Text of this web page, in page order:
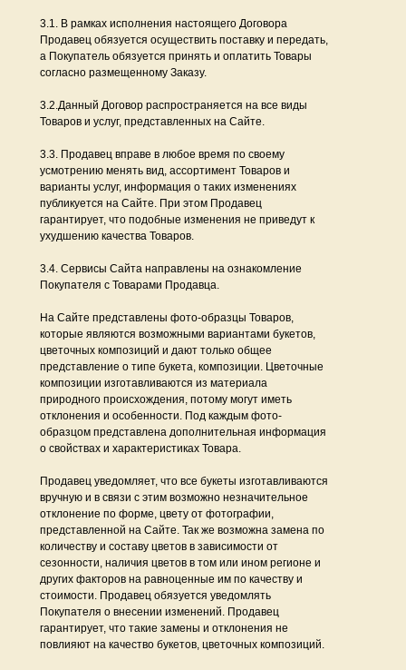
3.1. В рамках исполнения настоящего Договора
Продавец обязуется осуществить поставку и передать,
а Покупатель обязуется принять и оплатить Товары
согласно размещенному Заказу.
3.2.Данный Договор распространяется на все виды
Товаров и услуг, представленных на Сайте.
3.3. Продавец вправе в любое время по своему
усмотрению менять вид, ассортимент Товаров и
варианты услуг, информация о таких изменениях
публикуется на Сайте. При этом Продавец
гарантирует, что подобные изменения не приведут к
ухудшению качества Товаров.
3.4. Сервисы Сайта направлены на ознакомление
Покупателя с Товарами Продавца.
На Сайте представлены фото-образцы Товаров,
которые являются возможными вариантами букетов,
цветочных композиций и дают только общее
представление о типе букета, композиции. Цветочные
композиции изготавливаются из материала
природного происхождения, потому могут иметь
отклонения и особенности. Под каждым фото-
образцом представлена дополнительная информация
о свойствах и характеристиках Товара.
Продавец уведомляет, что все букеты изготавливаются
вручную и в связи с этим возможно незначительное
отклонение по форме, цвету от фотографии,
представленной на Сайте. Так же возможна замена по
количеству и составу цветов в зависимости от
сезонности, наличия цветов в том или ином регионе и
других факторов на равноценные им по качеству и
стоимости. Продавец обязуется уведомлять
Покупателя о внесении изменений. Продавец
гарантирует, что такие замены и отклонения не
повлияют на качество букетов, цветочных композиций.